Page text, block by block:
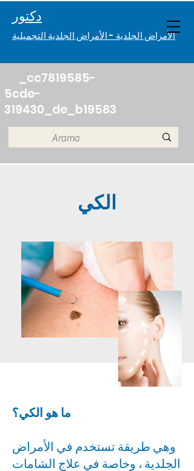
دكتور. Melisa Eczacıbaşı
الأمراض الجلدية - الأمراض الجلدية التجميلية
_cc7819585-
5cde-
319430_de_b19583
الكي
ما هو الكي؟
وهي طريقة تستخدم في الأمراض
الجلدية ، وخاصة في علاج الشامات